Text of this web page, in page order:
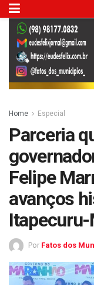
Home Especial
Parceria
Felipe
avanços
Por Fatos dos